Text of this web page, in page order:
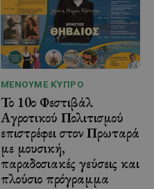
ΜΈΝΟΥΜΕ ΚΎΠΡΟ
Το 10ο Φεστιβάλ
Αγροτικού Πολιτισμού
επιστρέφει στον Πρωταρά
με μουσική,
παραδοσιακές γεύσεις και
πλούσιο πρόγραμμα